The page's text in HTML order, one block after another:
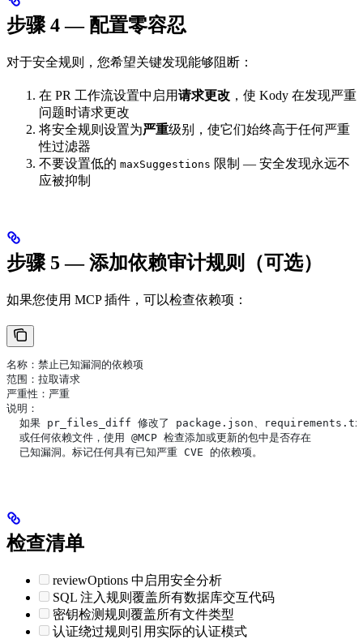
步骤 4 — 配置零容忍
对于安全规则，您希望关键发现能够阻断：
在 PR 工作流设置中启用请求更改 ，使 Kody 在发现严重
问题时请求更改
将安全规则设置为严重级别，使它们始终高于任何严重
性过滤器
不要设置低的 maxSuggestions 限制 — 安全发现永远不
应被抑制
步骤 5 — 添加依赖审计规则（可选）
如果您使用 MCP 插件，可以检查依赖项：
名称：禁止已知漏洞的依赖项
范围：拉取请求
严重性：严重
说明：
如果 pr_files_diff 修改了 package.json、
  或任何依赖文件，使用 @MCP 检查添加或更新的包中是否存在
  已知漏洞。标记任何具有已知严重 CVE 的依赖项。
检查清单
reviewOptions 中启用安全分析
SQL 注入规则覆盖所有数据库交互代码
密钥检测规则覆盖所有文件类型
认证绕过规则引用实际的认证模式